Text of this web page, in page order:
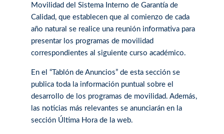
Movilidad del Sistema Interno de Garantía de
Calidad, que establecen que al comienzo de cada
año natural se realice una reunión informativa para
presentar los programas de movilidad
correspondientes al siguiente curso académico.
En el “Tablón de Anuncios” de esta sección se
publica toda la información puntual sobre el
desarrollo de los programas de movilidad. Además,
las noticias más relevantes se anunciarán en la
sección Última Hora de la web.